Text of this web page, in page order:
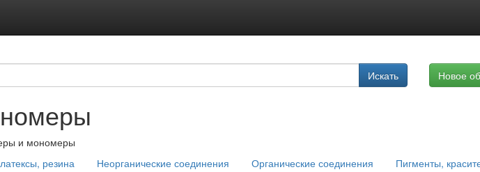
Искать Новое
и мономеры
резина Неорганические соединения Органические соединения
Пигменты,